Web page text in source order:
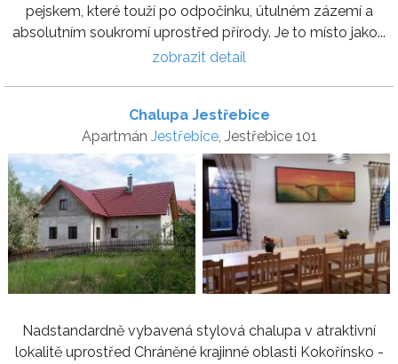
pejskem, které touží po odpočinku, útulném zázemí a
absolutním soukromí uprostřed přírody. Je to místo jako...
zobrazit detail
Chalupa Jestřebice
Apartmán Jestřebice, Jestřebice 101
Nadstandardně vybavená stylová chalupa v atraktivní
lokalitě uprostřed Chráněné krajinné oblasti Kokořínsko -